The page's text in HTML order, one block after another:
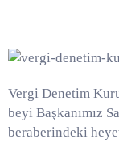
Vergi Denetim
beyi Başkanımız
beraberindeki